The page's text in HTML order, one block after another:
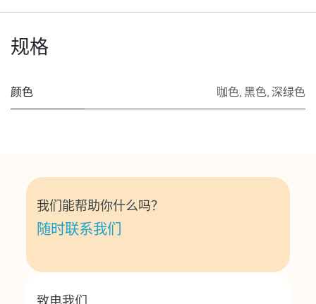
规格
颜色 咖色 黑色 深绿色
我们能帮助你什么吗？
随时联系我们
致电我们